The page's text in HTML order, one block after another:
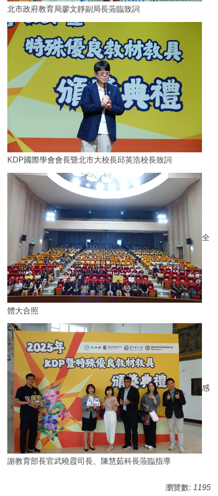
北市政府教育局廖文靜副局長蒞臨致詞
KDP國際學會會長暨北市大校長邱英浩校長致詞
全
體大合照
感
謝教育部長官武曉霞司長、陳慧茹科長蒞臨指導
瀏覽數: 1195